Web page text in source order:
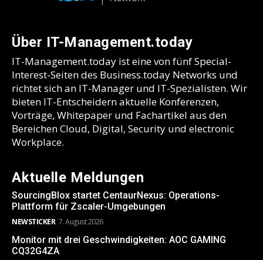
Über IT-Management.today
IT-Management.today ist eine von fünf Special-
Interest-Seiten des Business.today Networks und
richtet sich an IT-Manager und IT-Spezialisten. Wir
bieten IT-Entscheidern aktuelle Konferenzen,
Vorträge, Whitepaper und Fachartikel aus den
Bereichen Cloud, Digital, Security und electronic
Workplace.
Aktuelle Meldungen
SourcingBlox startet CentaurNexus: Operations-
Plattform für Zscaler-Umgebungen
NEWSTICKER 7. August 2026
Monitor mit drei Geschwindigkeiten: AOC GAMING
CQ32G4ZA